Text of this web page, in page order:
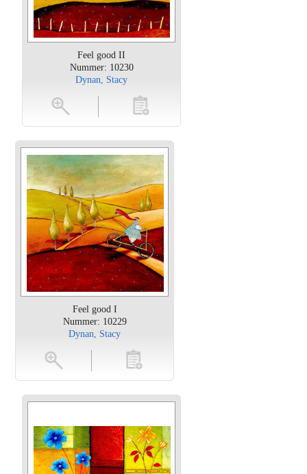
Feel good II
Nummer: 10230
Dynan, Stacy
toevoegen
Feel good I
Nummer: 10229
Dynan, Stacy
toevoegen